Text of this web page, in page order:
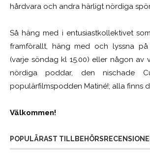
hårdvara och andra härligt nördiga
Så häng med i entusiastkollektivet
framförallt, häng med och lyssna
(varje söndag kl 15.00) eller någon av
nördiga poddar, den nischade
populärfilmspodden Matiné!; alla finns
Välkommen!
POPULÄRAST